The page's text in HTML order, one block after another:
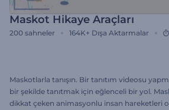
Maskot Hikaye Araçları
200 sahneler 164K+ Dışa Aktarmalar
Maskotlarla tanışın. Bir tanıtım videosu
bir şekilde tanıtmak için eğlenceli bir yol.
dikkat çeken animasyonlu insan hareketleri